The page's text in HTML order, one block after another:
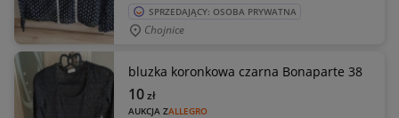
SPRZEDAJĄCY: OSOBA PRYWATNA
Chojnice
bluzka koronkowa czarna Bonaparte 38
AUKCJA ZALLEGRO
10zł